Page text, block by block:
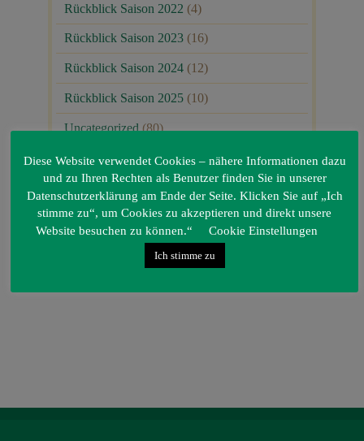
Rückblick Saison 2022 (4)
Rückblick Saison 2023 (16)
Rückblick Saison 2024 (12)
Rückblick Saison 2025 (10)
Uncategorized(80)
Unsere Gäste(1)
Diese Website verwendet Cookies – nähere Informationen dazu
und zu Ihren Rechten als Benutzer finden Sie in unserer
Datenschutzerklärung am Ende der Seite. Klicken Sie auf „Ich
stimme zu“, um Cookies zu akzeptieren und direkt unsere
Website besuchen zu können.“
Cookie Einstellungen
Ich stimme zu